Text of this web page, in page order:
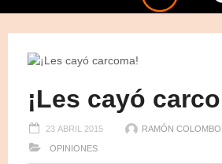
¡Les cayó
23 ABRIL 2015 RAMÓN COLOMBO
OPINIONES